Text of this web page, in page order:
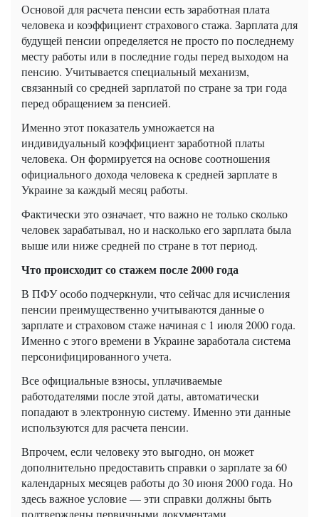
Основой для расчета пенсии есть заработная плата
человека и коэффициент страхового стажа. Зарплата для
будущей пенсии определяется не просто по последнему
месту работы или в последние годы перед выходом на
пенсию. Учитывается специальный механизм,
связанный со средней зарплатой по стране за три года
перед обращением за пенсией.
Именно этот показатель умножается на
индивидуальный коэффициент заработной платы
человека. Он формируется на основе соотношения
официального дохода человека к средней зарплате в
Украине за каждый месяц работы.
Фактически это означает, что важно не только сколько
человек зарабатывал, но и насколько его зарплата была
выше или ниже средней по стране в тот период.
Что происходит со стажем после 2000 года
В ПФУ особо подчеркнули, что сейчас для исчисления
пенсии преимущественно учитываются данные о
зарплате и страховом стаже начиная с 1 июля 2000 года.
Именно с этого времени в Украине заработала система
персонифицированного учета.
Все официальные взносы, уплачиваемые
работодателями после этой даты, автоматически
попадают в электронную систему. Именно эти данные
используются для расчета пенсии.
Впрочем, если человеку это выгодно, он может
дополнительно предоставить справки о зарплате за 60
календарных месяцев работы до 30 июня 2000 года. Но
здесь важное условие — эти справки должны быть
подтверждены первичными документами.